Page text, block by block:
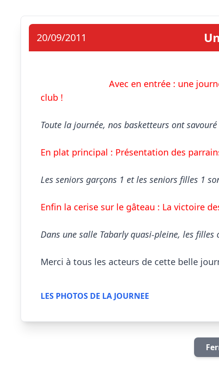
20/09/2011
Avec en entrée : une
club !
Toute la journée, nos basketteurs ont
En plat principal : Présentation des
Les seniors garçons 1 et les seniors filles 1
Enfin la cerise sur le gâteau : La victoire
Dans une salle Tabarly quasi-pleine, les
Merci à tous les acteurs de cette belle
LES PHOTOS DE LA JOURNEE